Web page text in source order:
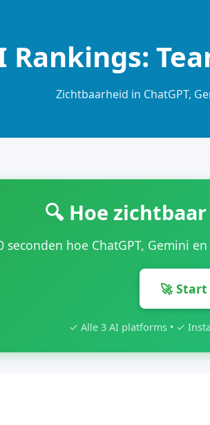
Rankings:
Zichtbaarheid in ChatGPT,
🔍 Hoe
seconden hoe ChatGPT, Gemini
🚀
✓ Alle 3 AI platforms • ✓